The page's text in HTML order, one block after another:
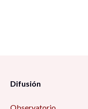
Difusión